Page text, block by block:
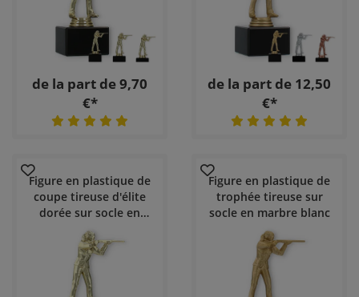
de la part de 9,70
€*
de la part de 12,50
€*
Figure en plastique de
coupe tireuse d'élite
dorée sur socle en
marbre blanc
Figure en plastique de
trophée tireuse sur
socle en marbre blanc